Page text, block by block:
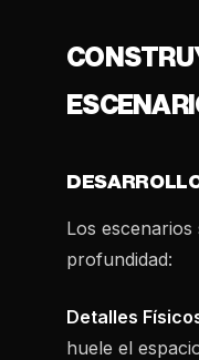
Los
profundidad:
Detalles
huele el